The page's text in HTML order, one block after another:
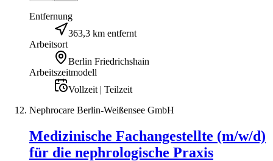
Entfernung
363,3 km entfernt
Arbeitsort
Berlin Friedrichshain
Arbeitszeitmodell
Vollzeit | Teilzeit
Nephrocare Berlin-Weißensee GmbH
Medizinische Fachangestellte (m/w/d)
für die nephrologische Praxis